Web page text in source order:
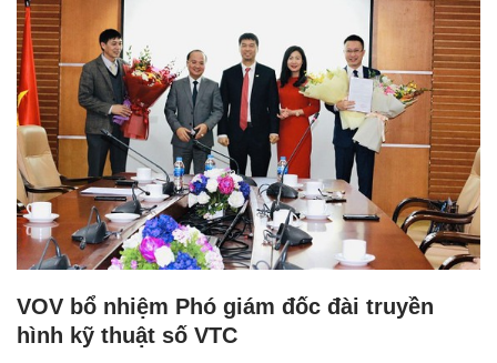
VOV bổ nhiệm Phó giám đốc đài truyền
hình kỹ thuật số VTC